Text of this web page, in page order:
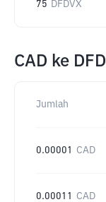
75 DFDVX
CAD ke
Jumlah
0.00001 CAD
0.00011 CAD